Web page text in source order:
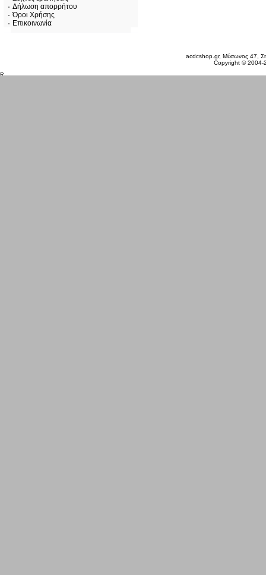
Δήλωση απορρήτου
Όροι Χρήσης
Επικοινωνία
acdcshop.gr, Μύσωνος 47,
Copyright ©